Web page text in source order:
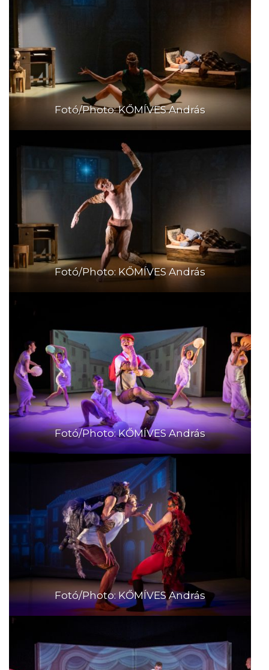
Fotó/Photo: KŐMÍVES András
Fotó/Photo: KŐMÍVES András
Fotó/Photo: KŐMÍVES András
Fotó/Photo: KŐMÍVES András